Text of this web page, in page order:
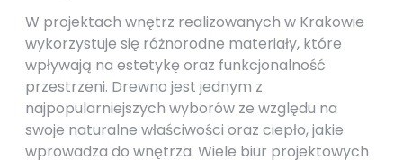
W projektach wnętrz realizowanych w Krakowie
wykorzystuje się różnorodne materiały, które
wpływają na estetykę oraz funkcjonalność
przestrzeni. Drewno jest jednym z
najpopularniejszych wyborów ze względu na
swoje naturalne właściwości oraz ciepło, jakie
wprowadza do wnętrza. Wiele biur projektowych